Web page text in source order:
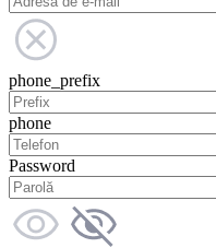
phone_prefix
phone
Password